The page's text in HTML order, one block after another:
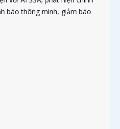
báo thông minh, giảm báo